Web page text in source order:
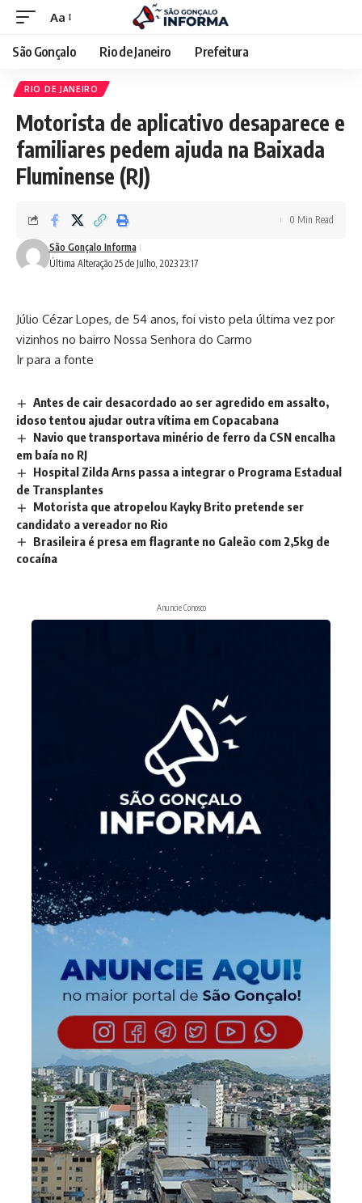
Aa
São Gonçalo Rio de Janeiro Prefeitura
RIO DE JANEIRO
Motorista de aplicativo desaparece e
familiares pedem ajuda na Baixada
Fluminense (RJ)
Última Alteração 25 de Julho, 2023 23:17
São Gonçalo Informa
0 Min Read
Júlio Cézar Lopes, de 54 anos, foi visto pela última vez por
vizinhos no bairro Nossa Senhora do Carmo
Ir para a fonte
Antes de cair desacordado ao ser agredido em assalto,
idoso tentou ajudar outra vítima em Copacabana
Navio que transportava minério de ferro da CSN encalha
em baía no RJ
Hospital Zilda Arns passa a integrar o Programa Estadual
de Transplantes
Motorista que atropelou Kayky Brito pretende ser
candidato a vereador no Rio
Brasileira é presa em flagrante no Galeão com 2,5kg de
cocaína
Anuncie Conosco